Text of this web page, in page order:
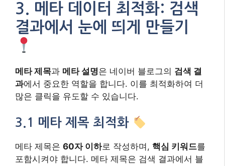
3. 메타 데이터 최적화: 검색
결과에서 눈에 띄게 만들기
메타 제목과 메타 설명은 네이버 블로그의 검색 결
과에서 중요한 역할을 합니다. 이를 최적화하여 더
많은 클릭을 유도할 수 있습니다.
3.1 메타 제목 최적화
메타 제목은 60자 이하로 작성하며, 핵심 키워드를
포함시켜야 합니다. 메타 제목은 검색 결과에서 블